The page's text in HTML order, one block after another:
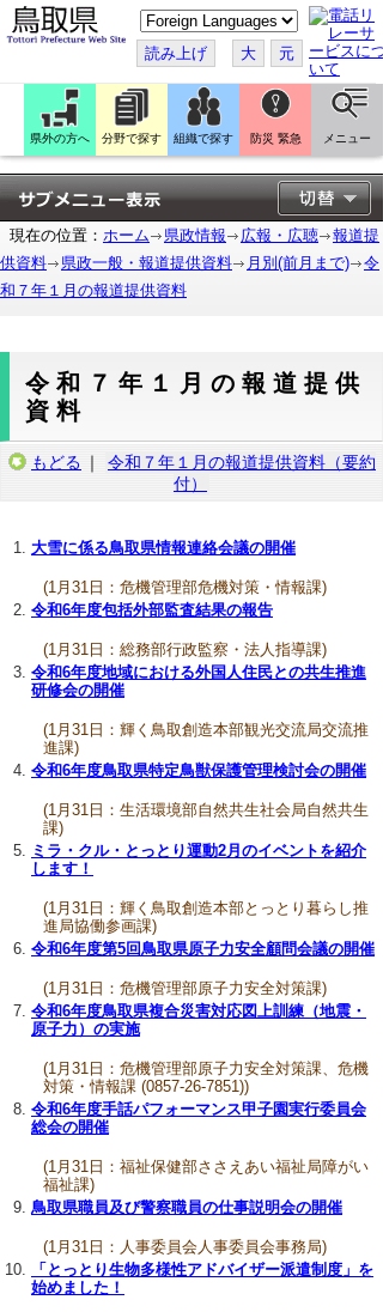
こ
の
ペ
ー
ジ
翻
訳
す
る
読み上げ 大 元
県外の方へ 分野で探す 組織で探す 防災 緊急 メニュー
現在の位置： ホーム 県政情報 広報・広聴
報道提
供資料
県政一般・報道提供資料 月別(前月まで)
令
和７年１月の報道提供資料
令和７年１月の報道提供
資料
もどる ｜
令和７年１月の報道提供資料（要約
付）
大雪に係る鳥取県情報連絡会議の開催
(1月31日：危機管理部危機対策・情報課)
令和6年度包括外部監査結果の報告
(1月31日：総務部行政監察・法人指導課)
令和6年度地域における外国人住民との共生推進
研修会の開催
(1月31日：輝く鳥取創造本部観光交流局交流推
進課)
令和6年度鳥取県特定鳥獣保護管理検討会の開催
(1月31日：生活環境部自然共生社会局自然共生
課)
ミラ・クル・とっとり運動2月のイベントを紹介
します！
(1月31日：輝く鳥取創造本部とっとり暮らし推
進局協働参画課)
令和6年度第5回鳥取県原子力安全顧問会議の開催
(1月31日：危機管理部原子力安全対策課)
令和6年度鳥取県複合災害対応図上訓練（地震・
原子力）の実施
(1月31日：危機管理部原子力安全対策課、危機
対策・情報課 (0857-26-7851))
令和6年度手話パフォーマンス甲子園実行委員会
総会の開催
(1月31日：福祉保健部ささえあい福祉局障がい
福祉課)
鳥取県職員及び警察職員の仕事説明会の開催
(1月31日：人事委員会人事委員会事務局)
「とっとり生物多様性アドバイザー派遣制度」を
始めました！